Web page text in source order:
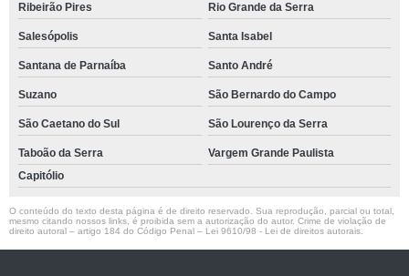
Ribeirão Pires Rio Grande da Serra
Salesópolis Santa Isabel
Santana de Parnaíba Santo André
Suzano São Bernardo do Campo
São Caetano do Sul São Lourenço da Serra
Taboão da Serra
Vargem Grande Paulista
Capitólio
O conteúdo do texto desta página é de direito reservado. Sua reprodução, parcial ou total,
mesmo citando nossos links, é proibida sem a autorização do autor. Crime de violação de
direito autoral – artigo 184 do Código Penal – Lei 9610/98 - Lei de direitos autorais